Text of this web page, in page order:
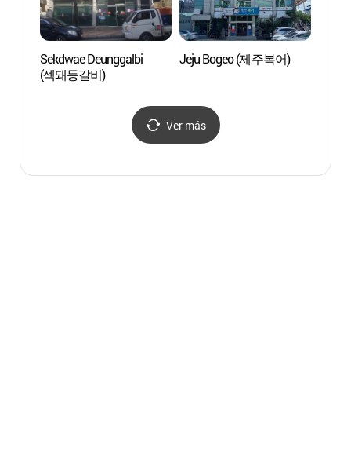
Sekdwae Deunggalbi
(섹돼등갈비)
Jeju Bogeo (제주복어)
Ver más